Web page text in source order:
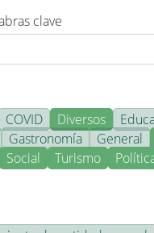
clave
COVID Diversos
Gastronomía General
Social Turismo